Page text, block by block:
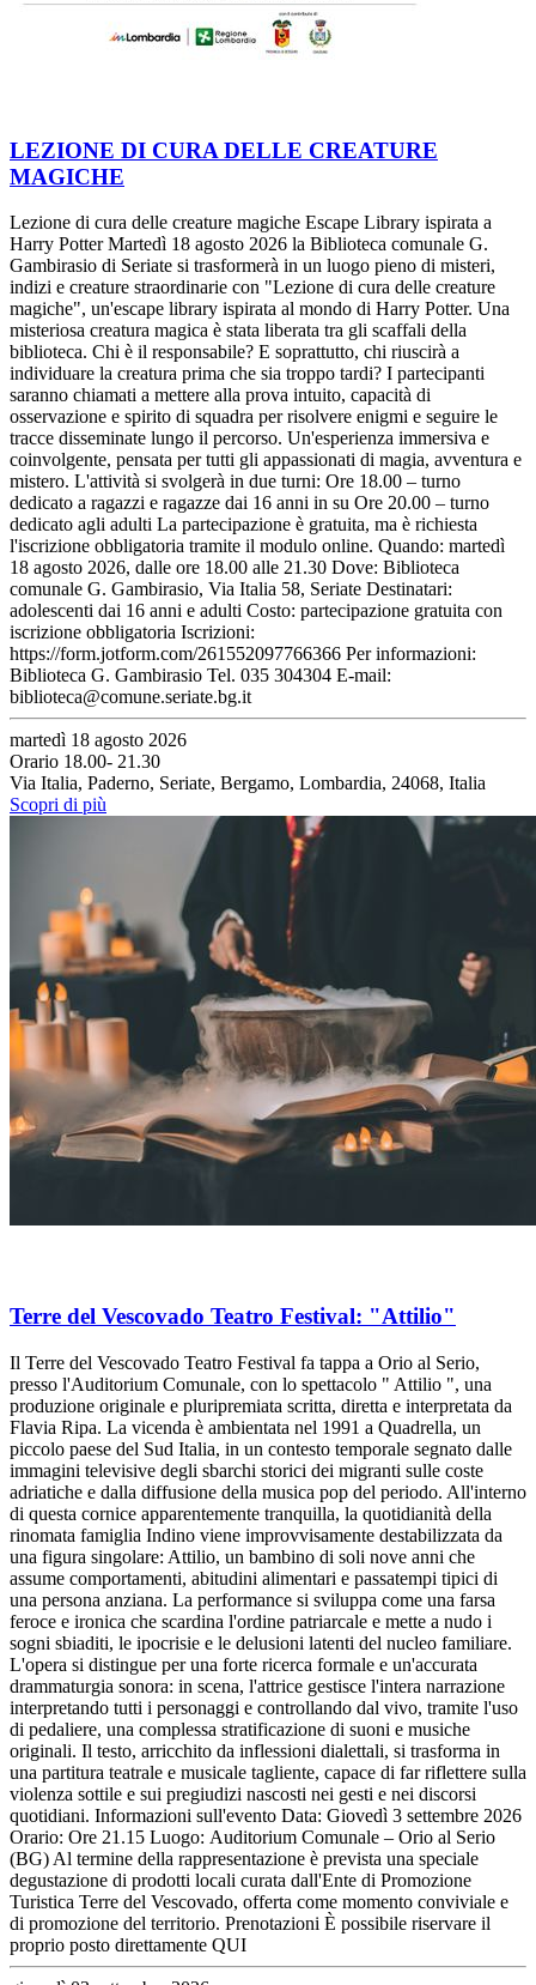
LEZIONE DI CURA DELLE CREATURE
MAGICHE
Lezione di cura delle creature magiche Escape Library ispirata a
Harry Potter Martedì 18 agosto 2026 la Biblioteca comunale G.
Gambirasio di Seriate si trasformerà in un luogo pieno di misteri,
indizi e creature straordinarie con "Lezione di cura delle creature
magiche", un'escape library ispirata al mondo di Harry Potter. Una
misteriosa creatura magica è stata liberata tra gli scaffali della
biblioteca. Chi è il responsabile? E soprattutto, chi riuscirà a
individuare la creatura prima che sia troppo tardi? I partecipanti
saranno chiamati a mettere alla prova intuito, capacità di
osservazione e spirito di squadra per risolvere enigmi e seguire le
tracce disseminate lungo il percorso. Un'esperienza immersiva e
coinvolgente, pensata per tutti gli appassionati di magia, avventura e
mistero. L'attività si svolgerà in due turni: Ore 18.00 – turno
dedicato a ragazzi e ragazze dai 16 anni in su Ore 20.00 – turno
dedicato agli adulti La partecipazione è gratuita, ma è richiesta
l'iscrizione obbligatoria tramite il modulo online. Quando: martedì
18 agosto 2026, dalle ore 18.00 alle 21.30 Dove: Biblioteca
comunale G. Gambirasio, Via Italia 58, Seriate Destinatari:
adolescenti dai 16 anni e adulti Costo: partecipazione gratuita con
iscrizione obbligatoria Iscrizioni:
https://form.jotform.com/261552097766366 Per informazioni:
Biblioteca G. Gambirasio Tel. 035 304304 E-mail:
biblioteca@comune.seriate.bg.it
martedì 18 agosto 2026
Orario 18.00- 21.30
Via Italia, Paderno, Seriate, Bergamo, Lombardia, 24068, Italia
Scopri di più
Terre del Vescovado Teatro Festival: "Attilio"
Il Terre del Vescovado Teatro Festival fa tappa a Orio al Serio,
presso l'Auditorium Comunale, con lo spettacolo " Attilio ", una
produzione originale e pluripremiata scritta, diretta e interpretata da
Flavia Ripa. La vicenda è ambientata nel 1991 a Quadrella, un
piccolo paese del Sud Italia, in un contesto temporale segnato dalle
immagini televisive degli sbarchi storici dei migranti sulle coste
adriatiche e dalla diffusione della musica pop del periodo. All'interno
di questa cornice apparentemente tranquilla, la quotidianità della
rinomata famiglia Indino viene improvvisamente destabilizzata da
una figura singolare: Attilio, un bambino di soli nove anni che
assume comportamenti, abitudini alimentari e passatempi tipici di
una persona anziana. La performance si sviluppa come una farsa
feroce e ironica che scardina l'ordine patriarcale e mette a nudo i
sogni sbiaditi, le ipocrisie e le delusioni latenti del nucleo familiare.
L'opera si distingue per una forte ricerca formale e un'accurata
drammaturgia sonora: in scena, l'attrice gestisce l'intera narrazione
interpretando tutti i personaggi e controllando dal vivo, tramite l'uso
di pedaliere, una complessa stratificazione di suoni e musiche
originali. Il testo, arricchito da inflessioni dialettali, si trasforma in
una partitura teatrale e musicale tagliente, capace di far riflettere sulla
violenza sottile e sui pregiudizi nascosti nei gesti e nei discorsi
quotidiani. Informazioni sull'evento Data: Giovedì 3 settembre 2026
Orario: Ore 21.15 Luogo: Auditorium Comunale – Orio al Serio
(BG) Al termine della rappresentazione è prevista una speciale
degustazione di prodotti locali curata dall'Ente di Promozione
Turistica Terre del Vescovado, offerta come momento conviviale e
di promozione del territorio. Prenotazioni È possibile riservare il
proprio posto direttamente QUI